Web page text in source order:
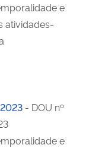
e
atividades-
- DOU nº
e